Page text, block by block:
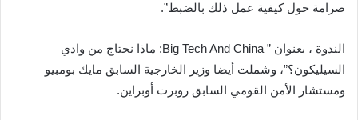
صرامة حول كيفية عمل ذلك بالضبط”.
الندوة ، بعنوان ” Big Tech And China: ماذا نحتاج من وادي
السيليكون؟”، وشملت أيضا وزير الخارجية السابق مايك بومبيو
ومستشار الأمن القومي السابق روبرت أوبراين.